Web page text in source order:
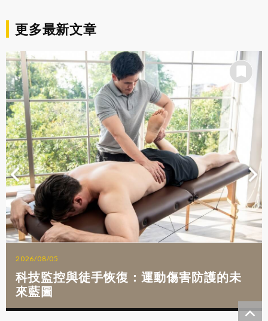
更多最新文章
2026/08/05
科技監控與徒手恢復：運動傷害防護的未
來藍圖